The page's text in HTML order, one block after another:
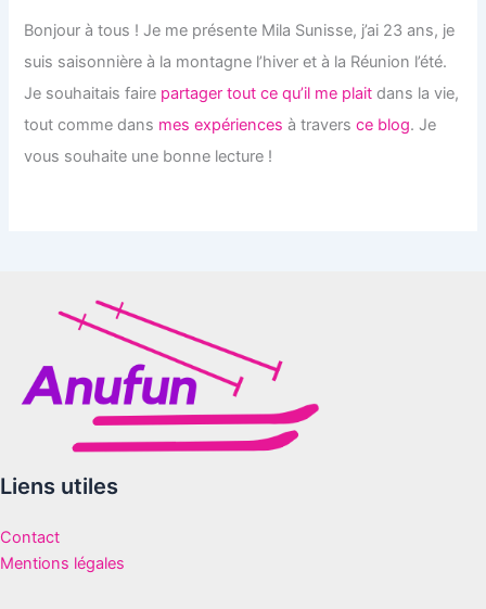
Bonjour à tous ! Je me présente Mila Sunisse, j’ai 23 ans, je
suis saisonnière à la montagne l’hiver et à la Réunion l’été.
Je souhaitais faire partager tout ce qu’il me plait dans la vie,
tout comme dans mes expériences à traversce blog. Je
vous souhaite une bonne lecture !
Liens utiles
Contact
Mentions légales